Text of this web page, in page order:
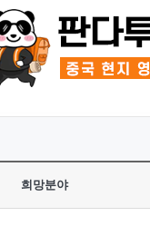
희망분야